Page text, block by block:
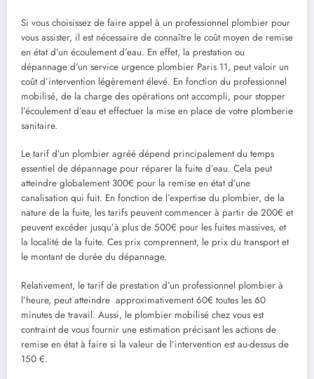
Si vous choisissez de faire appel à un professionnel plombier pour
vous assister, il est nécessaire de connaître le coût moyen de remise
en état d’un écoulement d’eau. En effet, la prestation ou
dépannage d’un service urgence plombier Paris 11, peut valoir un
coût d’intervention légèrement élevé. En fonction du professionnel
mobilisé, de la charge des opérations ont accompli, pour stopper
l’écoulement d’eau et effectuer la mise en place de votre plomberie
sanitaire.
Le tarif d’un plombier agréé dépend principalement du temps
essentiel de dépannage pour réparer la fuite d’eau. Cela peut
atteindre globalement 300€ pour la remise en état d’une
canalisation qui fuit. En fonction de l’expertise du plombier, de la
nature de la fuite, les tarifs peuvent commencer à partir de 200€ et
peuvent excéder jusqu’à plus de 500€ pour les fuites massives, et
la localité de la fuite. Ces prix comprennent, le prix du transport et
le montant de durée du dépannage.
Relativement, le tarif de prestation d’un professionnel plombier à
l’heure, peut atteindre approximativement 60€ toutes les 60
minutes de travail. Aussi, le plombier mobilisé chez vous est
contraint de vous fournir une estimation précisant les actions de
remise en état à faire si la valeur de l’intervention est au-dessus de
150 €.